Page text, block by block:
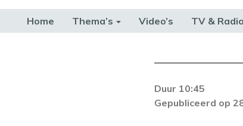
Home Thema’s Video’s TV & Radio
Er is een
zich blijft
Duur 10:45
Gepubliceerd op